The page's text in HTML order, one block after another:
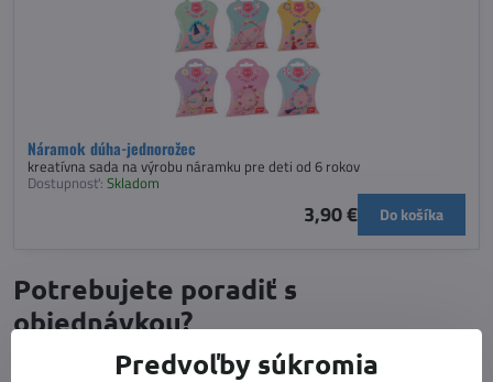
Náramok dúha-jednorožec
kreatívna sada na výrobu náramku pre deti od 6 rokov
Dostupnosť: Skladom
3,90 € Do košíka
Potrebujete poradiť s
objednávkou?
Neváhajte nás kontaktovať :)Predvoľby súkromia